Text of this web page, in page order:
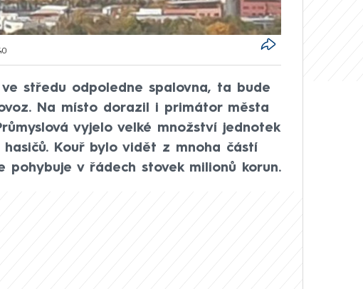
středu odpoledne spalovna, ta bude
Na místo dorazil i primátor města
vyjelo velké množství jednotek
Kouř bylo vidět z mnoha částí
pohybuje v řádech stovek milionů korun.